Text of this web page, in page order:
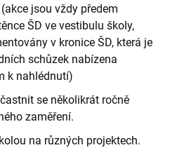
jsou vždy předem
ŠD ve vestibulu školy,
v kronice ŠD, která je
schůzek nabízena
k nahlédnutí)
se několikrát ročně
zaměření.
na různých projektech.